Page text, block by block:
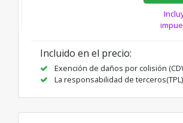
Incluido en el precio:
Exención de daños por colisión
La responsabilidad de terceros(TPL)